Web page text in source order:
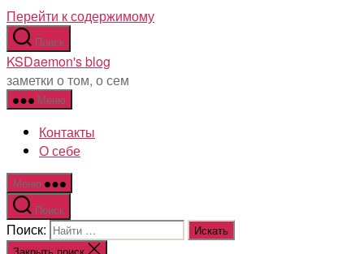
Перейти к содержимому
Поиск
KSDaemon's blog
заметки о том, о сем
Меню
Контакты
О себе
Меню
Поиск
Поиск: